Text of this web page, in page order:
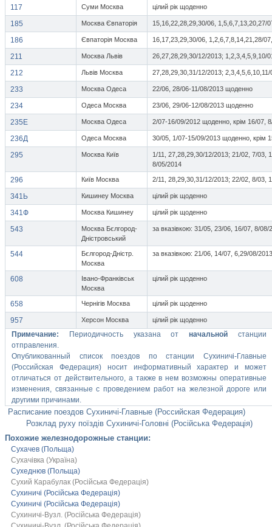
117 Суми Москва цілий рік щоденно
185 Москва Євпаторія 15,16,22,28,29,30/06, 1,5,6,7,13,20,27/
186 Євпаторія Москва 16,17,23,29,30/06, 1,2,6,7,8,14,21,28/
211 Москва Львів 26,27,28,29,30/12/2013; 1,2,3,4,5,9,10/
212 Львів Москва 27,28,29,30,31/12/2013;
233 Москва Одеса 22/06, 28/06-11/08/2013 щоденно
234 Одеса Москва 23/06, 29/06-12/08/2013 щоденно
235Е Москва Одеса 2/07-16/09/2012 щоденно, крім 16/07,
236Д Одеса Москва 30/05, 1/07-15/09/2013 щоденно, крім
295 Москва Київ
1/11, 27,28,29,30/12/2013; 21/02, 7/03,
8/05/2014
296 Київ Москва 2/11, 28,29,30,31/12/2013; 22/02, 8/03,
341Ь Кишинеу Москва цілий рік щоденно
341Ф Москва Кишинеу цілий рік щоденно
543
Москва Бєлгород-
Дністровський
за вказівкою: 31/05, 23/06, 16/07, 8/08/
544
Бєлгород-Дністр.
Москва
за вказівкою: 21/06, 14/07, 6,29/08/2013
608
Івано-Франківськ
Москва
цілий рік щоденно
658 Чернігів Москва цілий рік щоденно
957 Херсон Москва цілий рік щоденно
Примечание: Периодичность указана отначальной станции
отправления.
Опубликованный список поездов по станции Сухиничі-Главные
(Российская Федерация) носит информативный характер и может
отличаться от действительного, а также в нем возможны оперативные
изменения, связанные с проведением работ на железной дороге или
другими причинами.
Расписание поездов Сухиничі-Главные (Российская Федерация)
Розклад руху поїздів Сухиничі-Головні (Російська Федерація)
Похожие железнодорожные станции:
Сухачев (Польща)
Сухачівка (Україна)
Сухеднюв (Польща)
Сухий Карабулак (Російська Федерація)
Сухиничі (Російська Федерація)
Сухиничі (Російська Федерація)
Сухиничі-Вузл. (Російська Федерація)